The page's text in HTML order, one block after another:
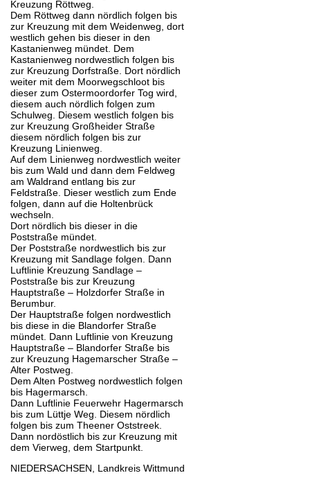
Kreuzung Röttweg.
Dem Röttweg dann nördlich folgen bis
zur Kreuzung mit dem Weidenweg, dort
westlich gehen bis dieser in den
Kastanienweg mündet. Dem
Kastanienweg nordwestlich folgen bis
zur Kreuzung Dorfstraße. Dort nördlich
weiter mit dem Moorwegschloot bis
dieser zum Ostermoordorfer Tog wird,
diesem auch nördlich folgen zum
Schulweg. Diesem westlich folgen bis
zur Kreuzung Großheider Straße
diesem nördlich folgen bis zur
Kreuzung Linienweg.
Auf dem Linienweg nordwestlich weiter
bis zum Wald und dann dem Feldweg
am Waldrand entlang bis zur
Feldstraße. Dieser westlich zum Ende
folgen, dann auf die Holtenbrück
wechseln.
Dort nördlich bis dieser in die
Poststraße mündet.
Der Poststraße nordwestlich bis zur
Kreuzung mit Sandlage folgen. Dann
Luftlinie Kreuzung Sandlage –
Poststraße bis zur Kreuzung
Hauptstraße – Holzdorfer Straße in
Berumbur.
Der Hauptstraße folgen nordwestlich
bis diese in die Blandorfer Straße
mündet. Dann Luftlinie von Kreuzung
Hauptstraße – Blandorfer Straße bis
zur Kreuzung Hagemarscher Straße –
Alter Postweg.
Dem Alten Postweg nordwestlich folgen
bis Hagermarsch.
Dann Luftlinie Feuerwehr Hagermarsch
bis zum Lüttje Weg. Diesem nördlich
folgen bis zum Theener Oststreek.
Dann nordöstlich bis zur Kreuzung mit
dem Vierweg, dem Startpunkt.
NIEDERSACHSEN, Landkreis Wittmund